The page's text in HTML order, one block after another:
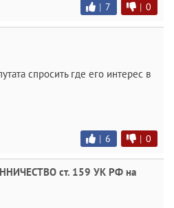
| 7 | 0
спросить где его интерес в
| 6 | 0
ст. 159 УК РФ на